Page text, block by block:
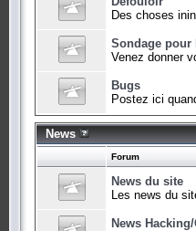
Des choses
Sondage pour
Venez donner
Bugs
Postez ici
News
Forum
News du site
Les news du
News